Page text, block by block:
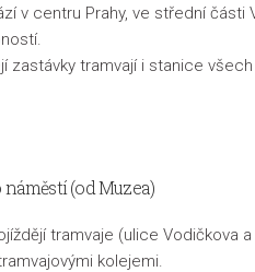
v centru Prahy, ve střední části
zastávky tramvají i stanice
(od Muzea)
tramvaje (ulice Vodičkova
kolejemi.